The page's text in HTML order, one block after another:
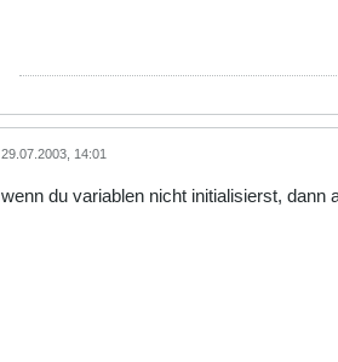
29.07.2003, 14:01
wenn du variablen nicht initialisierst,